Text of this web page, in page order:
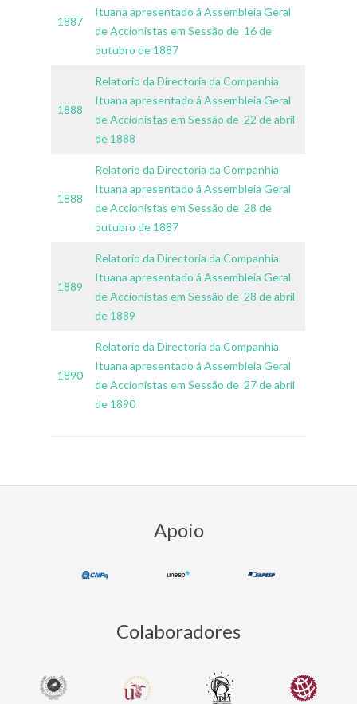
1887
Ituana apresentado á Assembleia Geral
de Accionistas em Sessão de 16 de
outubro de 1887
1888
Relatorio da Directoria da Companhia
Ituana apresentado á Assembleia Geral
de Accionistas em Sessão de 22 de abril
de 1888
1888
Relatorio da Directoria da Companhia
Ituana apresentado á Assembleia Geral
de Accionistas em Sessão de 28 de
outubro de 1887
1889
Relatorio da Directoria da Companhia
Ituana apresentado á Assembleia Geral
de Accionistas em Sessão de 28 de abril
de 1889
1890
Relatorio da Directoria da Companhia
Ituana apresentado á Assembleia Geral
de Accionistas em Sessão de 27 de abril
de 1890
12-
Apoio
Colaboradores